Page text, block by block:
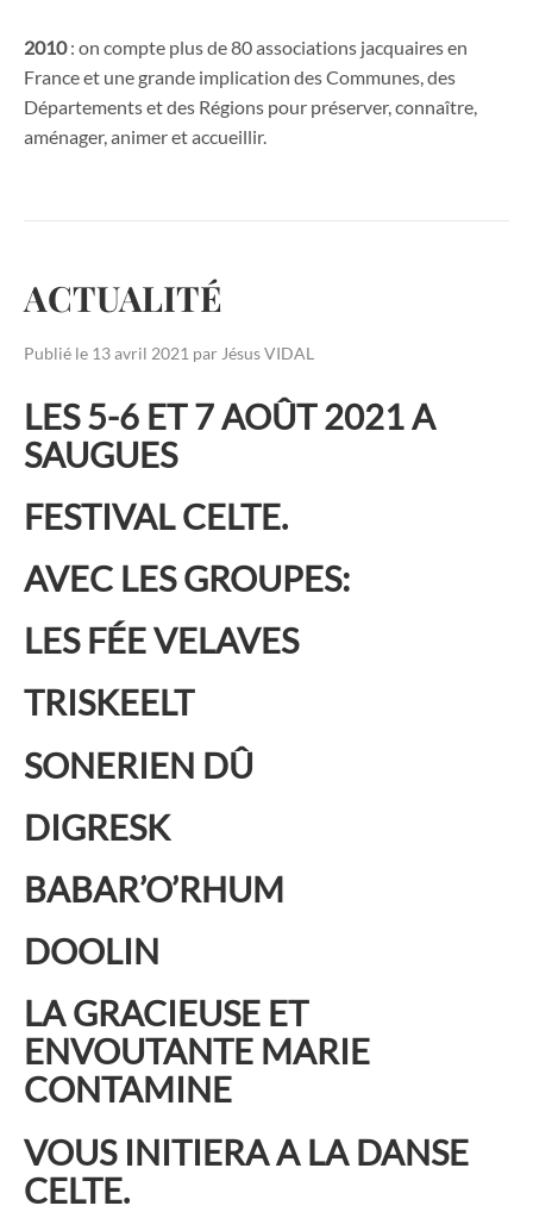
2010: on compte plus de 80 associations jacquaires en
France et une grande implication des Communes, des
Départements et des Régions pour préserver, connaître,
aménager, animer et accueillir.
ACTUALITÉ
Publié le 13 avril 2021 par Jésus VIDAL
LES 5-6 ET 7 AOÛT 2021 A
SAUGUES
FESTIVAL CELTE.
AVEC LES GROUPES:
LES FÉE VELAVES
TRISKEELT
SONERIEN DÛ
DIGRESK
BABAR’O’RHUM
DOOLIN
LA GRACIEUSE ET
ENVOUTANTE MARIE
CONTAMINE
VOUS INITIERA A LA DANSE
CELTE.